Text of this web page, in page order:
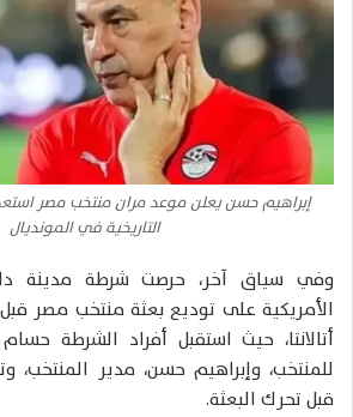
إبراهيم حسن يعلن موعد مران منتخب مصر
التاريخية في المونديال
وفي سياق آخر، حرصت شرطة مدينة
الأمريكية على توديع بعثة منتخب مصر
أتالانتا، حيث استقبل أفراد الشرطة
للمنتخب، وإبراهيم حسن، مدير المنتخب،
قبل تحرك البعثة.